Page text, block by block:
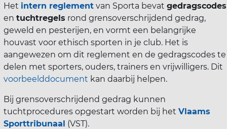
Het intern reglement van Sporta bevat gedragscodes
en tuchtregels rond grensoverschrijdend gedrag,
geweld en pesterijen, en vormt een belangrijke
houvast voor ethisch sporten in je club. Het is
aangewezen om dit reglement en de gedragscodes te
delen met sporters, ouders, trainers en vrijwilligers. Dit
voorbeelddocument kan daarbij helpen.
Bij grensoverschrijdend gedrag kunnen
tuchtprocedures opgestart worden bij het Vlaams
Sporttribunaal (VST).